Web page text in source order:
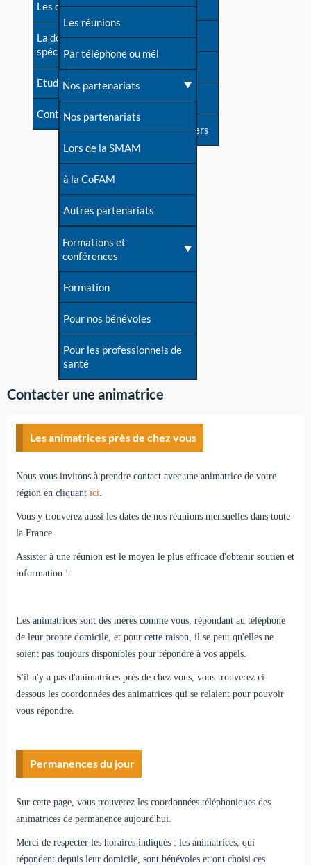
Mythes et vérités
Devenir animatrice ?
Une question sur le site
Les dossiers de l'allaitement
La documentation
spécialisée
Etudes récentes
Contact
Dossier de presse
Soutenir LLL
Livre d'or
Forum
S'inscrire à nos newsletters
Les réunions
Par téléphone ou mél
Nos partenariats
Nos partenariats
Lors de la SMAM
à la CoFAM
Autres partenariats
Formations et
conférences
Formation
Pour nos bénévoles
Pour les professionnels de
santé
Contacter une animatrice
Les animatrices près de chez vous
Nous vous invitons à prendre contact avec une animatrice de votre
région en cliquant ici.
Vous y trouverez aussi les dates de nos réunions mensuelles dans toute
la France.
Assister à une réunion est le moyen le plus efficace d'obtenir soutien et
information !
Les animatrices sont des mères comme vous, répondant au téléphone
de leur propre domicile, et pour cette raison, il se peut qu'elles ne
soient pas toujours disponibles pour répondre à vos appels.
S'il n'y a pas d'animatrices près de chez vous, vous trouverez ci
dessous les coordonnées des animatrices qui se relaient pour pouvoir
vous répondre.
Permanences du jour
Sur cette page, vous trouverez les coordonnées téléphoniques des
animatrices de permanence aujourd'hui.
Merci de respecter les horaires indiqués : les animatrices, qui
répondent depuis leur domicile, sont bénévoles et ont choisi ces